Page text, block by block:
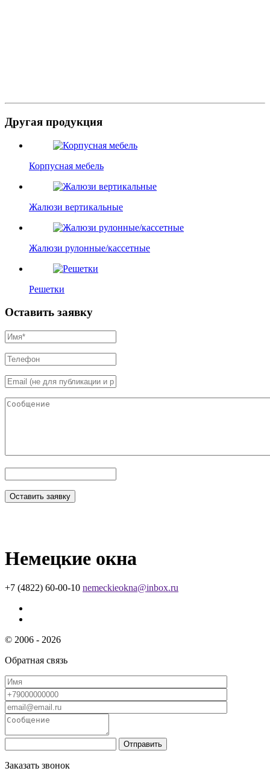
Другая продукция
Корпусная мебель
Жалюзи вертикальные
Жалюзи рулонные/кассетные
Решетки
Оставить заявку
Немецкие окна
+7 (4822) 60-00-10 nemeckieokna@inbox.ru
© 2006 - 2026
Обратная связь
Заказать звонок